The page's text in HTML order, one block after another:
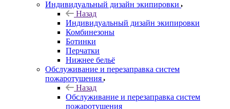
Индивидуальный дизайн экипировки
Назад
Индивидуальный дизайн экипировки
Комбинезоны
Ботинки
Перчатки
Нижнее бельё
Обслуживание и перезаправка систем
пожаротушения
Назад
Обслуживание и перезаправка систем
пожаротушения